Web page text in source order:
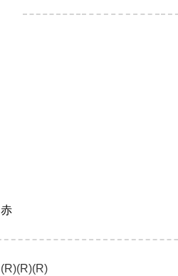
赤
(R)(R)(R)